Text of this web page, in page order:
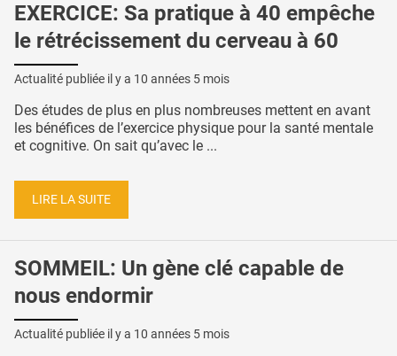
EXERCICE: Sa pratique à 40 empêche
le rétrécissement du cerveau à 60
Actualité publiée il y a 10 années 5 mois
Des études de plus en plus nombreuses mettent en avant
les bénéfices de l’exercice physique pour la santé mentale
et cognitive. On sait qu’avec le ...
LIRE LA SUITE
SOMMEIL: Un gène clé capable de
nous endormir
Actualité publiée il y a 10 années 5 mois